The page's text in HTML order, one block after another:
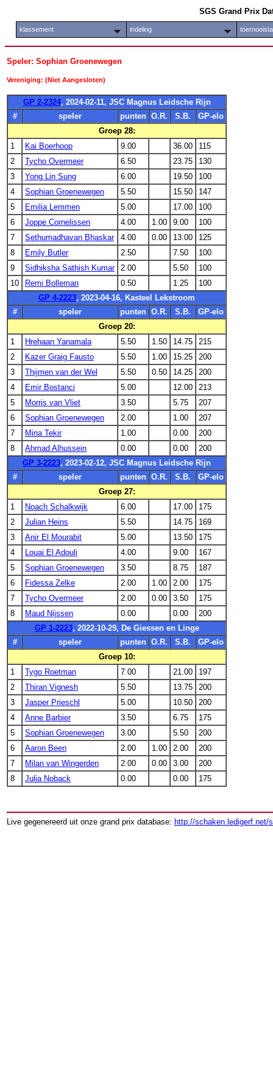
SGS Grand Prix
klassement indeling
Speler: Sophian Groenewegen
Vereniging: (Niet Aangesloten)
GP 2-2324, 2024-02-11, JSC Magnus Leidsche Rijn
#
speler punten O.R. S.B.
GP-elo
Groep 28:
1
Kai Boerhoop 9.00 36.00
115
2
Tycho Overmeer 6.50 23.75
130
3
Yong Lin Sung 6.00 19.50
100
4
Sophian Groenewegen 5.50 15.50
147
5
Emilia Lemmen 5.00 17.00
100
6
Joppe Cornelissen 4.00 1.00 9.00
100
7
Sethumadhavan Bhaskar 4.00 0.00 13.00
125
8
Emily Butler 2.50 7.50
100
9
Sidhiksha Sathish Kumar 2.00 5.50
100
10
Remi Bolleman 0.50 1.25
100
GP 4-2223, 2023-04-16, Kasteel Lekstroom
#
speler punten O.R. S.B.
GP-elo
Groep 20:
1
Hrehaan Yanamala 5.50 1.50 14.75
215
2
Kazer Graig Fausto 5.50 1.00 15.25
200
3
Thijmen van der Wel 5.50 0.50 14.25
200
4
Emir Bostanci 5.00 12.00
213
5
Morris van Vliet 3.50 5.75
207
6
Sophian Groenewegen 2.00 1.00
207
7
Mina Tekir 1.00 0.00
200
8
Ahmad Alhussein 0.00 0.00
200
GP 3-2223, 2023-02-12, JSC Magnus Leidsche Rijn
#
speler punten O.R. S.B.
GP-elo
Groep 27:
1
Noach Schalkwijk 6.00 17.00
175
2
Julian Heins 5.50 14.75
169
3
Anir El Mourabit 5.00 13.50
175
4
Louai El Adouli 4.00 9.00
167
5
Sophian Groenewegen 3.50 8.75
187
6
Fidessa Zelke 2.00 1.00 2.00
175
7
Tycho Overmeer 2.00 0.00 3.50
175
8
Maud Nijssen 0.00 0.00
200
GP 1-2223, 2022-10-29, De Giessen en Linge
#
speler punten O.R. S.B.
GP-elo
Groep 10:
1
Tygo Roetman 7.00 21.00
197
2
Thiran Vignesh 5.50 13.75
200
3
Jasper Prieschl 5.00 10.50
200
4
Anne Barbier 3.50 6.75
175
5
Sophian Groenewegen 3.00 5.50
200
6
Aaron Been 2.00 1.00 2.00
200
7
Milan van Wingerden 2.00 0.00 3.00
200
8
Julia Noback 0.00 0.00 175
Live gegenereerd uit onze grand prix database: http://schaken.ledigerf.net/